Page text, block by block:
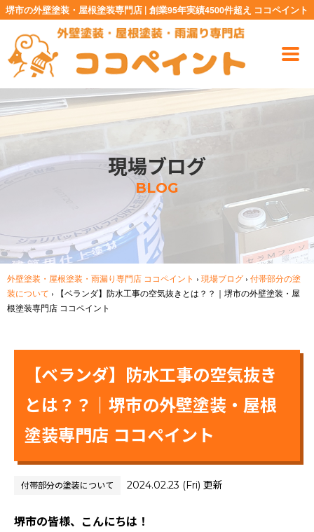
堺市の外壁塗装・屋根塗装専門店 | 創業95年実績4500件超え ココペイント
現場ブログ
BLOG
外壁塗装・屋根塗装・雨漏り専門店 ココペイント › 現場ブログ › 付帯部分の塗
装について › 【ベランダ】防水工事の空気抜きとは？？｜堺市の外壁塗装・屋
根塗装専門店 ココペイント
【ベランダ】防水工事の空気抜き
とは？？｜堺市の外壁塗装・屋根
塗装専門店 ココペイント
付帯部分の塗装について 2024.02.23 (Fri) 更新
堺市の皆様、こんにちは！